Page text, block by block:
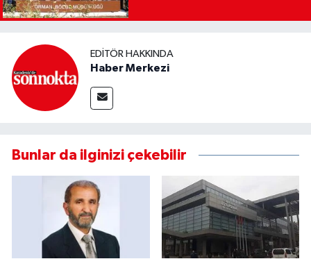
EDITÖR HAKKINDA
Haber Merkezi
Bunlar da ilginizi çekebilir